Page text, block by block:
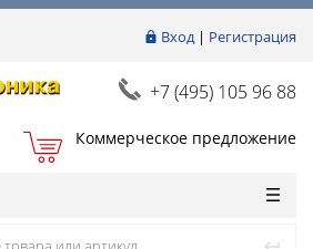
Вход| Регистрация
+7 (495) 105 96 88
Коммерческое предложение